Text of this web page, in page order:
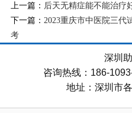
上一篇： 后天无精症能不能治疗
下一篇： 2023重庆市中医院三代
考
深圳
咨询热线：186-
地址：深圳市